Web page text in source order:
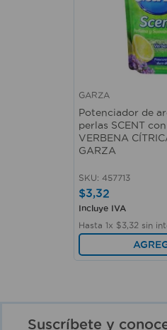
GARZA
Potenciador de
perlas SCENT
VERBENA
GARZA
SKU: 457713
$3,32
Incluye IVA
Hasta 1x $3 32 sin
Suscríbete y